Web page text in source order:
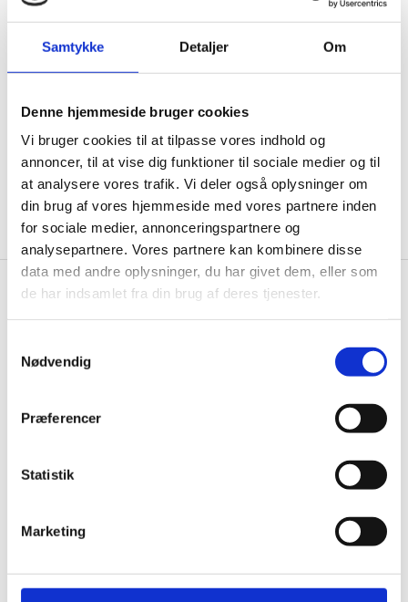
Samtykke Detaljer Om
Denne hjemmeside bruger cookies
Vi bruger cookies til at tilpasse vores indhold og
annoncer, til at vise dig funktioner til sociale medier og til
at analysere vores trafik. Vi deler også oplysninger om
din brug af vores hjemmeside med vores partnere inden
for sociale medier, annonceringspartnere og
analysepartnere. Vores partnere kan kombinere disse
data med andre oplysninger, du har givet dem, eller som
de har indsamlet fra din brug af deres tjenester.
Nødvendig
Præferencer
Statistik
Marketing
Lynhurtig levering
10.000 m2 lager
og god rådgivning siden 1976
Brug for hjælp?
Kontakt kundeservice 97 15 31 11
Rømersvej 31
CVR: 25821548
Mandag til torsdag fra 08:00 – 15:30.